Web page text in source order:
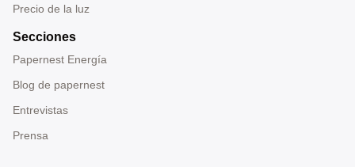
Precio de la luz
Secciones
Papernest Energía
Blog de papernest
Entrevistas
Prensa